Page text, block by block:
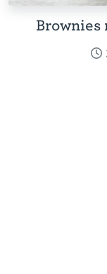
Brownies